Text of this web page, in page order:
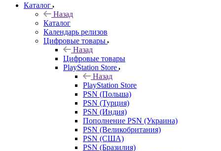
Каталог
Назад
Каталог
Календарь релизов
Цифровые товары
Назад
Цифровые товары
PlayStation Store
Назад
PlayStation Store
PSN (Польша)
PSN (Турция)
PSN (Индия)
Пополнение PSN (Украина)
PSN (Великобритания)
PSN (США)
PSN (Бразилия)